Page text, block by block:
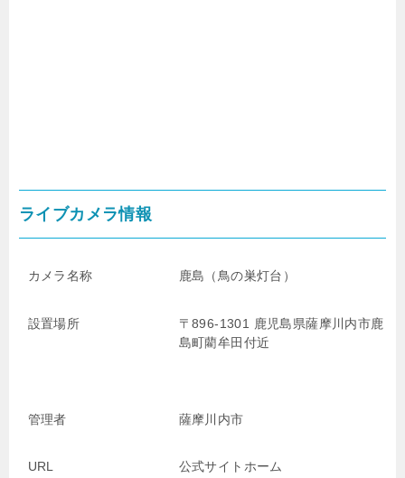
ライブカメラ情報
カメラ名称 鹿島（鳥の巣灯台）
設置場所
〒896-1301 鹿児島県薩摩川内市鹿
島町藺牟田付近
管理者 薩摩川内市
URL 公式サイトホーム